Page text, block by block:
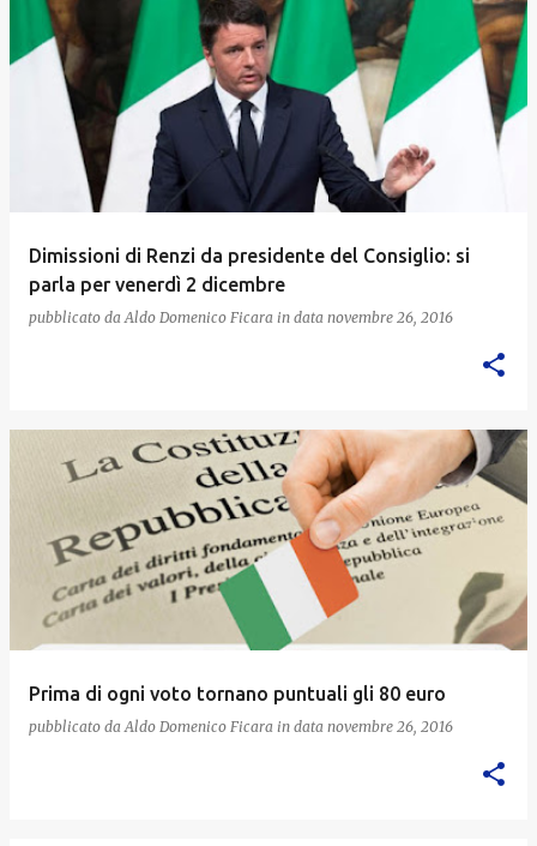
Dimissioni di Renzi da presidente del Consiglio: si
parla per venerdì 2 dicembre
pubblicato da Aldo Domenico Ficara in data novembre 26, 2016
Prima di ogni voto tornano puntuali gli 80 euro
pubblicato da Aldo Domenico Ficara in data novembre 26, 2016